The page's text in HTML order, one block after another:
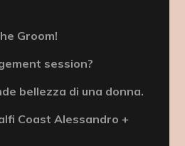
Groom!
session?
bellezza di una donna.
Coast Alessandro +